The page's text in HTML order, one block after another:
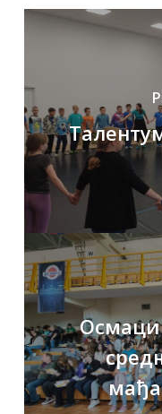
Осмаци